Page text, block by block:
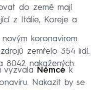
do země mají
z Itálie, Koreje a
koronavirem.
zemřelo 354 lidí.
8042 nakažených.
vyzvala Němce k
Nakazit by se